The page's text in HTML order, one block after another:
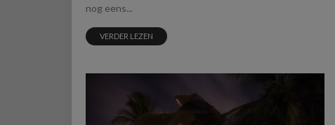
nog eens...
VERDER LEZEN